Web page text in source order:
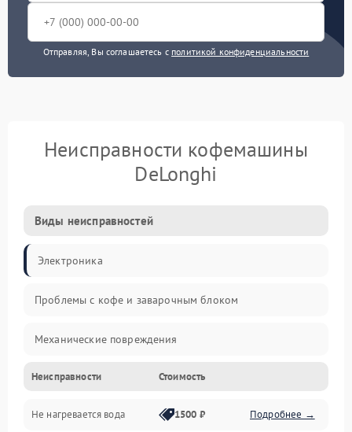
Отправляя, Вы соглашаетесь с политикой конфиденциальности
Неисправности кофемашины
DeLonghi
Виды неисправностей
Электроника
Проблемы с кофе и заварочным блоком
Механические повреждения
Прочие неисправности
Включение и работа
Неисправности Стоимость
Не нагревается вода 1500 ₽ Подробнее →